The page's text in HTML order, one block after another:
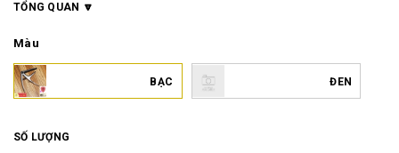
TỔNG QUAN
Màu
BẠC ĐEN
SỐ LƯỢNG